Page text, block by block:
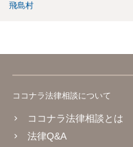
飛島村
ココナラ法律相談について
ココナラ法律相談とは
法律Q&A